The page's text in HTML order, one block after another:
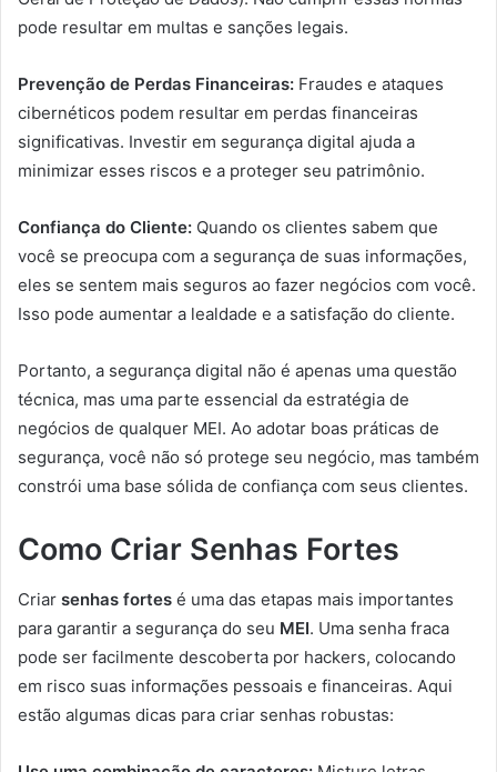
pode resultar em multas e sanções legais.
Prevenção de Perdas Financeiras: Fraudes e ataques
cibernéticos podem resultar em perdas financeiras
significativas. Investir em segurança digital ajuda a
minimizar esses riscos e a proteger seu patrimônio.
Confiança do Cliente: Quando os clientes sabem que
você se preocupa com a segurança de suas informações,
eles se sentem mais seguros ao fazer negócios com você.
Isso pode aumentar a lealdade e a satisfação do cliente.
Portanto, a segurança digital não é apenas uma questão
técnica, mas uma parte essencial da estratégia de
negócios de qualquer MEI. Ao adotar boas práticas de
segurança, você não só protege seu negócio, mas também
constrói uma base sólida de confiança com seus clientes.
Como Criar Senhas Fortes
Criar senhas fortes é uma das etapas mais importantes
para garantir a segurança do seu MEI. Uma senha fraca
pode ser facilmente descoberta por hackers, colocando
em risco suas informações pessoais e financeiras. Aqui
estão algumas dicas para criar senhas robustas: